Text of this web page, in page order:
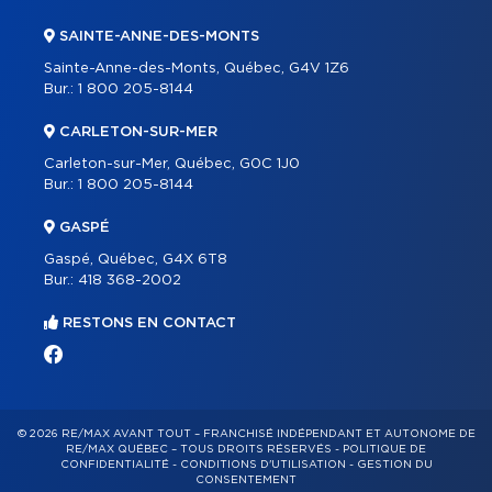
SAINTE-ANNE-DES-MONTS
Sainte-Anne-des-Monts, Québec, G4V 1Z6
Bur.: 1 800 205-8144
CARLETON-SUR-MER
Carleton-sur-Mer, Québec, G0C 1J0
Bur.: 1 800 205-8144
GASPÉ
Gaspé, Québec, G4X 6T8
Bur.: 418 368-2002
RESTONS EN CONTACT
© 2026 RE/MAX AVANT TOUT – FRANCHISÉ INDÉPENDANT ET AUTONOME DE
RE/MAX QUÉBEC – TOUS DROITS RÉSERVÉS - POLITIQUE DE
CONFIDENTIALITÉ- CONDITIONS D'UTILISATION - GESTION DU
CONSENTEMENT